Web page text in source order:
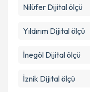
Nilüfer Dijital ölçü
Yıldırım Dijital ölçü
İnegöl Dijital ölçü
İznik Dijital ölçü